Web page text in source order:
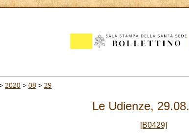
2020 > 08 > 29
Le Udienze,
[B0429]